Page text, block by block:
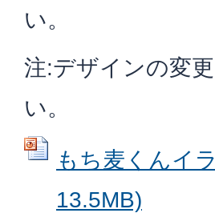
い。
注:デザインの変
い。
もち麦くんイ
13.5MB)